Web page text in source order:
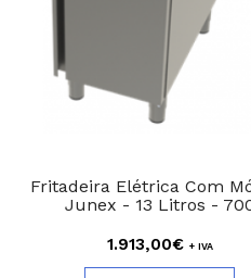
Fritadeira Elétrica Com
Junex - 13 Litros -
1.913,00€ + IVA